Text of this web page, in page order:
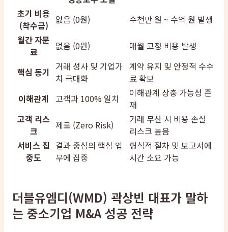
초기 비용
(착수금)
없음 (0원)
수천만 원 ~ 수억 원 발생
월간 자문
료
없음 (0원) 매월 고정 비용 발생
핵심 동기 거래 성사 및 기업가
치 극대화
계약 유지 및 안정적 수수
료 확보
이해관계
고객과 100% 일치
이해관계 상충 가능성 존
재
고객 리스
크
제로 (Zero Risk)
거래 무산 시 비용 손실
리스크 높음
서비스 집
중도
결과 중심의 핵심 업
무에 집중
형식적 절차 및 보고서에
시간 소요 가능
더블유엠디(WMD) 곽상빈 대표가 말하
는 중소기업 M&A 성공 전략